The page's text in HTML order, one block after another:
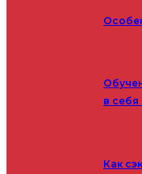
в себя
Как